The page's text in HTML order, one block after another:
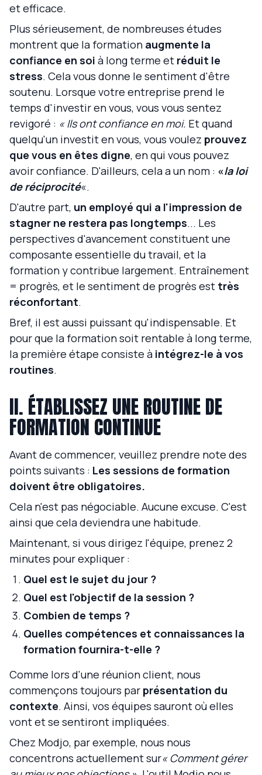
et efficace.
Plus sérieusement, de nombreuses études
montrent que la formation augmente la
confiance en soi à long terme et réduit le
stress. Cela vous donne le sentiment d'être
soutenu. Lorsque votre entreprise prend le
temps d'investir en vous, vous vous sentez
revigoré : « Ils ont confiance en moi. Et quand
quelqu'un investit en vous, vous voulez prouvez
que vous en êtes digne, en qui vous pouvez
avoir confiance. D'ailleurs, cela a un nom : «la loi
de réciprocité«.
D'autre part, un employé qui a l'impression de
stagner ne restera pas longtemps... Les
perspectives d'avancement constituent une
composante essentielle du travail, et la
formation y contribue largement. Entraînement
= progrès, et le sentiment de progrès est très
réconfortant.
Bref, il est aussi puissant qu'indispensable. Et
pour que la formation soit rentable à long terme,
la première étape consiste à intégrez-le à vos
routines.
II. ÉTABLISSEZ UNE ROUTINE DE
FORMATION CONTINUE
Avant de commencer, veuillez prendre note des
points suivants : Les sessions de formation
doivent être obligatoires.
Cela n'est pas négociable. Aucune excuse. C'est
ainsi que cela deviendra une habitude.
Maintenant, si vous dirigez l'équipe, prenez 2
minutes pour expliquer :
Quel est le sujet du jour ?
Quel est l'objectif de la session ?
Combien de temps ?
Quelles compétences et connaissances la
formation fournira-t-elle ?
Comme lors d'une réunion client, nous
commençons toujours par présentation du
contexte. Ainsi, vos équipes sauront où elles
vont et se sentiront impliquées.
Chez Modjo, par exemple, nous nous
concentrons actuellement sur« Comment gérer